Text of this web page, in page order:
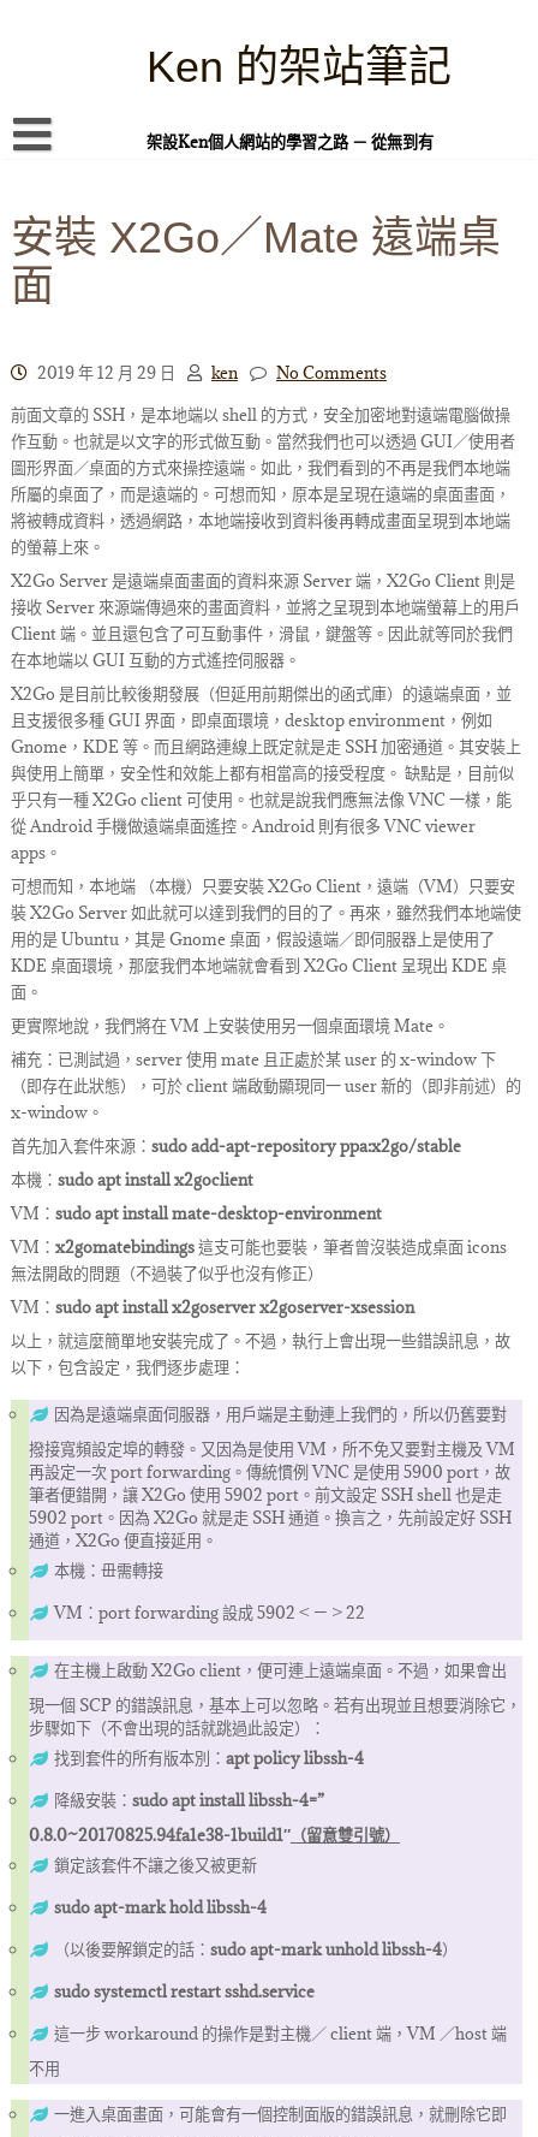
Ken 的架站筆記
架設Ken個人網站的學習之路 － 從無到有
本站簡介
Linux 指令蒐集
WordPress 學習之雜記
PHP 語言
頁面練習
隱私權政策
安裝 X2Go／Mate 遠端桌
面
2019 年 12 月 29 日 ken
No Comments
前面文章的 SSH，是本地端以 shell 的方式，安全加密地對遠端電腦做操
作互動。也就是以文字的形式做互動。當然我們也可以透過 GUI／使用者
圖形界面／桌面的方式來操控遠端。如此，我們看到的不再是我們本地端
所屬的桌面了，而是遠端的。可想而知，原本是呈現在遠端的桌面畫面，
將被轉成資料，透過網路，本地端接收到資料後再轉成畫面呈現到本地端
的螢幕上來。
X2Go Server 是遠端桌面畫面的資料來源 Server 端，X2Go Client 則是
接收 Server 來源端傳過來的畫面資料，並將之呈現到本地端螢幕上的用戶
Client 端。並且還包含了可互動事件，滑鼠，鍵盤等。因此就等同於我們
在本地端以 GUI 互動的方式遙控伺服器。
X2Go 是目前比較後期發展（但延用前期傑出的函式庫）的遠端桌面，並
且支援很多種 GUI 界面，即桌面環境，desktop environment，例如
Gnome，KDE 等。而且網路連線上既定就是走 SSH 加密通道。其安裝上
與使用上簡單，安全性和效能上都有相當高的接受程度。 缺點是，目前似
乎只有一種 X2Go client 可使用。也就是說我們應無法像 VNC 一樣，能
從 Android 手機做遠端桌面遙控。Android 則有很多 VNC viewer
apps。
可想而知，本地端 （本機）只要安裝 X2Go Client，遠端（VM）只要安
裝 X2Go Server 如此就可以達到我們的目的了。再來，雖然我們本地端使
用的是 Ubuntu，其是 Gnome 桌面，假設遠端／即伺服器上是使用了
KDE 桌面環境，那麼我們本地端就會看到 X2Go Client 呈現出 KDE 桌
面。
更實際地說，我們將在 VM 上安裝使用另一個桌面環境 Mate。
補充：已測試過，server 使用 mate 且正處於某 user 的 x-window 下
（即存在此狀態），可於 client 端啟動顯現同一 user 新的（即非前述）的
x-window。
首先加入套件來源： sudo add-apt-repository ppa:x2go/stable
本機： sudo apt install x2goclient
VM： sudo apt install mate-desktop-environment
VM： x2gomatebindings這支可能也要裝，筆者曾沒裝造成桌面 icons
無法開啟的問題（不過裝了似乎也沒有修正）
VM： sudo apt install x2goserver x2goserver-xsession
以上，就這麼簡單地安裝完成了。不過，執行上會出現一些錯誤訊息，故
以下，包含設定，我們逐步處理：
因為是遠端桌面伺服器，用戶端是主動連上我們的，所以仍舊要對
撥接寬頻設定埠的轉發。又因為是使用 VM，所不免又要對主機及 VM
再設定一次 port forwarding。傳統慣例 VNC 是使用 5900 port，故
筆者便錯開，讓 X2Go 使用 5902 port。前文設定 SSH shell 也是走
5902 port。因為 X2Go 就是走 SSH 通道。換言之，先前設定好 SSH
通道，X2Go 便直接延用。
本機：毌需轉接
VM：port forwarding 設成 5902 < — > 22
在主機上啟動 X2Go client，便可連上遠端桌面。不過，如果會出
現一個 SCP 的錯誤訊息，基本上可以忽略。若有出現並且想要消除它，
步驟如下（不會出現的話就跳過此設定）：
找到套件的所有版本別： apt policy libssh-4
降級安裝： sudo apt install libssh-4=”
0.8.0~20170825.94fa1e38-1build1″（留意雙引號）
鎖定該套件不讓之後又被更新
sudo apt-mark hold libssh-4
（以後要解鎖定的話： sudo apt-mark unhold libssh-4）
sudo systemctl restart sshd.service
這一步 workaround 的操作是對主機／ client 端，VM ／host 端
不用
一進入桌面畫面，可能會有一個控制面版的錯誤訊息，就刪除它即